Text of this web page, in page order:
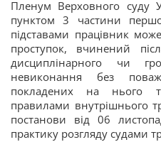
Пленум Верховного суду
пунктом 3 частини
підставами працівник
проступок, вчинений
дисциплінарного чи
невиконання без
покладених на нього
правилами внутрішнього
постанови від 06
практику розгляду судами